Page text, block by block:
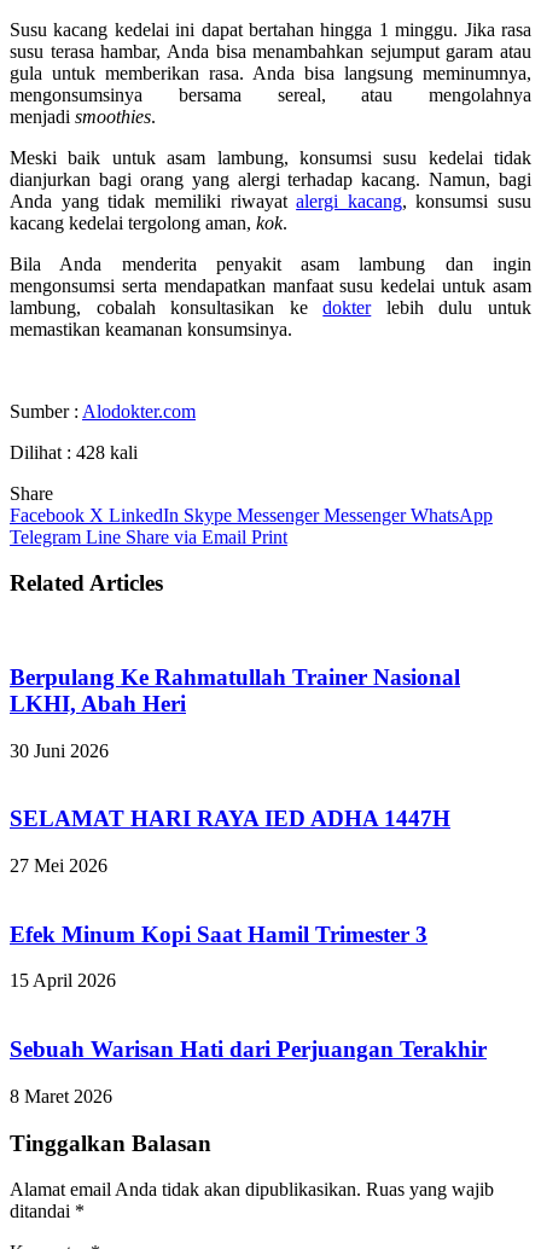
Susu kacang kedelai ini dapat bertahan hingga 1 minggu. Jika rasa
susu terasa hambar, Anda bisa menambahkan sejumput garam atau
gula untuk memberikan rasa. Anda bisa langsung meminumnya,
mengonsumsinya bersama sereal, atau mengolahnya
menjadi smoothies.
Meski baik untuk asam lambung, konsumsi susu kedelai tidak
dianjurkan bagi orang yang alergi terhadap kacang. Namun, bagi
Anda yang tidak memiliki riwayatalergi kacang, konsumsi susu
kacang kedelai tergolong aman, kok.
Bila Anda menderita penyakit asam lambung dan ingin
mengonsumsi serta mendapatkan manfaat susu kedelai untuk asam
lambung, cobalah konsultasikan kedokterlebih dulu untuk
memastikan keamanan konsumsinya.
Sumber : Alodokter.com
Dilihat : 428 kali
Share
Facebook X LinkedIn Skype Messenger Messenger WhatsApp
Telegram Line Share via Email Print
Related Articles
Berpulang Ke Rahmatullah Trainer Nasional
LKHI, Abah Heri
30 Juni 2026
SELAMAT HARI RAYA IED ADHA 1447H
27 Mei 2026
Efek Minum Kopi Saat Hamil Trimester 3
15 April 2026
Sebuah Warisan Hati dari Perjuangan Terakhir
8 Maret 2026
Tinggalkan Balasan
Alamat email Anda tidak akan dipublikasikan. Ruas yang wajib
ditandai *